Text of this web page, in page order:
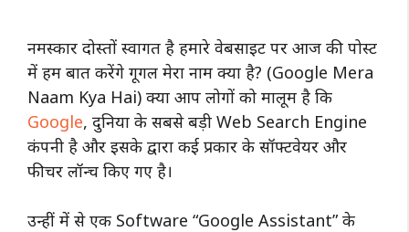
नमस्कार दोस्तों स्वागत है हमारे वेबसाइट पर आज की पोस्ट
में हम बात करेंगे गूगल मेरा नाम क्या है? (Google Mera
Naam Kya Hai) क्या आप लोगों को मालूम है कि
Google, दुनिया के सबसे बड़ी Web Search Engine
कंपनी है और इसके द्वारा कई प्रकार के सॉफ्टवेयर और
फीचर लॉन्च किए गए है।
उन्हीं में से एक Software “Google Assistant” के